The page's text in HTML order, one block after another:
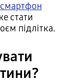
смартфон
стати
підлітка.